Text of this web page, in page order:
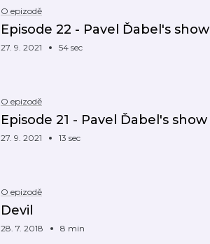
O epizodě
Episode 22 - Pavel Ďabel's show
27. 9. 2021 54 sec
O epizodě
Episode 21 - Pavel Ďabel's show
27. 9. 2021 13 sec
O epizodě
Devil
28. 7. 2018 8 min